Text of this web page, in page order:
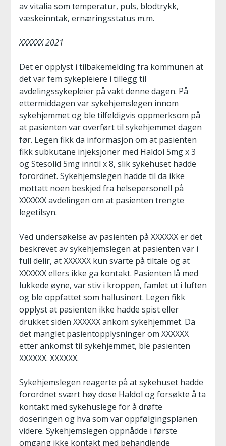
av vitalia som temperatur, puls, blodtrykk,
væskeinntak, ernæringsstatus m.m.
XXXXXX 2021
Det er opplyst i tilbakemelding fra kommunen at
det var fem sykepleiere i tillegg til
avdelingssykepleier på vakt denne dagen. På
ettermiddagen var sykehjemslegen innom
sykehjemmet og ble tilfeldigvis oppmerksom på
at pasienten var overført til sykehjemmet dagen
før. Legen fikk da informasjon om at pasienten
fikk subkutane injeksjoner med Haldol 5mg x 3
og Stesolid 5mg inntil x 8, slik sykehuset hadde
forordnet. Sykehjemslegen hadde til da ikke
mottatt noen beskjed fra helsepersonell på
XXXXXX avdelingen om at pasienten trengte
legetilsyn.
Ved undersøkelse av pasienten på XXXXXX er det
beskrevet av sykehjemslegen at pasienten var i
full delir, at XXXXXX kun svarte på tiltale og at
XXXXXX ellers ikke ga kontakt. Pasienten lå med
lukkede øyne, var stiv i kroppen, famlet ut i luften
og ble oppfattet som hallusinert. Legen fikk
opplyst at pasienten ikke hadde spist eller
drukket siden XXXXXX ankom sykehjemmet. Da
det manglet pasientopplysninger om XXXXXX
etter ankomst til sykehjemmet, ble pasienten
XXXXXX. XXXXXX.
Sykehjemslegen reagerte på at sykehuset hadde
forordnet svært høy dose Haldol og forsøkte å ta
kontakt med sykehuslege for å drøfte
doseringen og hva som var oppfølgingsplanen
videre. Sykehjemslegen oppnådde i første
omgang ikke kontakt med behandlende